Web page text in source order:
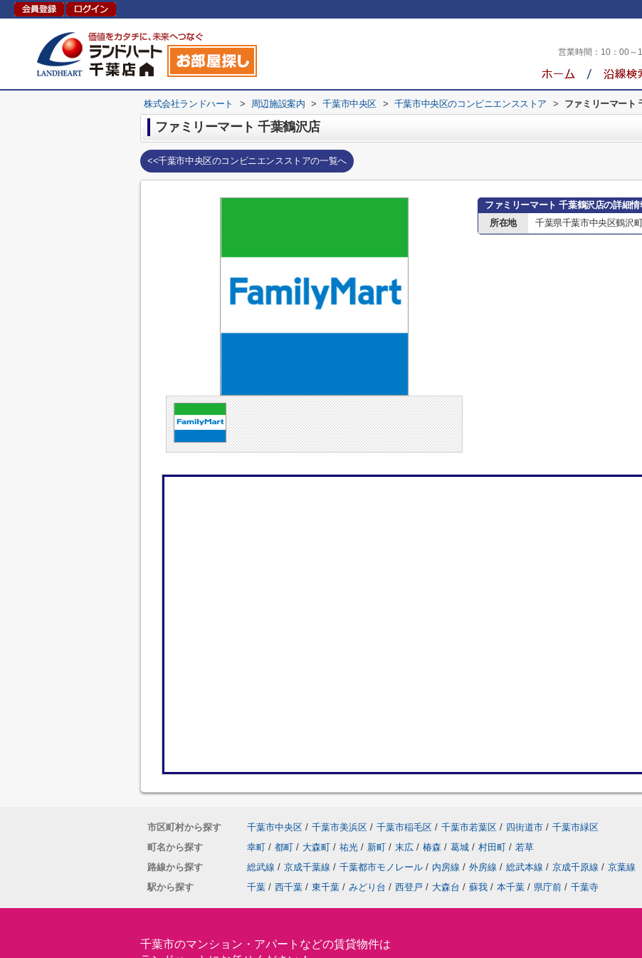
営業時間： 10：00～
株式会社ランドハート > 周辺施設案内 > 千葉市中央区 > 千葉市中央区のコンビニエンスストア > ファミリーマート
ファミリーマート 千葉鶴沢店
<<千葉市中央区のコンビニエンスストアの一覧へ
ファミリーマート 千葉鶴沢店の詳細情
所在地
千葉県千葉市中央区鶴沢
市区町村から探す 千葉市中央区 / 千葉市美浜区 / 千葉市稲毛区 / 千葉市若葉区 / 四街道市 / 千葉市緑区
町名から探す
幸町 / 都町 / 大森町 / 祐光 / 新町 / 末広 / 椿森 / 葛城 / 村田町 / 若草
路線から探す
総武線 / 京成千葉線 / 千葉都市モノレール / 内房線 / 外房線 / 総武本線 / 京成千原線 / 京葉線
駅から探す
千葉 / 西千葉 / 東千葉 / みどり台 / 西登戸 / 大森台 / 蘇我 / 本千葉 / 県庁前 / 千葉寺
千葉市のマンション・アパートなどの賃貸物件は